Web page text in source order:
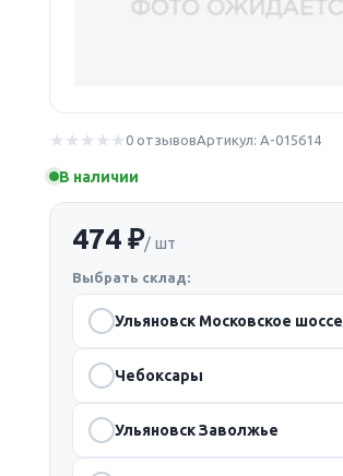
0 отзывовАртикул: А-015614
В наличии
474 ₽/ шт
Выбрать склад:
Ульяновск Московское шоссе
Чебоксары
Ульяновск Заволжье